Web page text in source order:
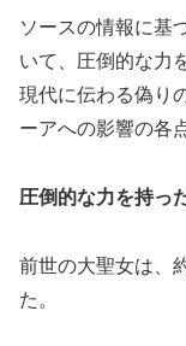
ソースの情報に基
いて、圧倒的な力
現代に伝わる偽り
ーアへの影響の各
圧倒的な力を持っ
前世の大聖女は、
た。